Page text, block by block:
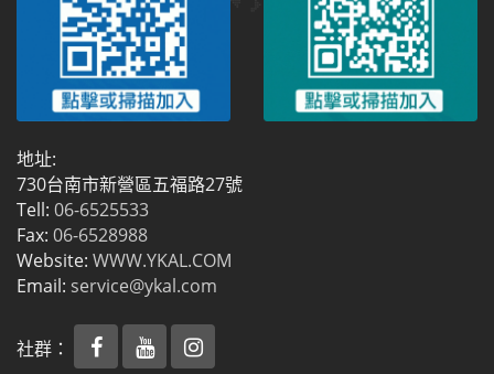
地址:
730台南市新營區五福路27號
Tell: 06-6525533
Fax: 06-6528988
Website: WWW.YKAL.COM
Email: service@ykal.com
社群：